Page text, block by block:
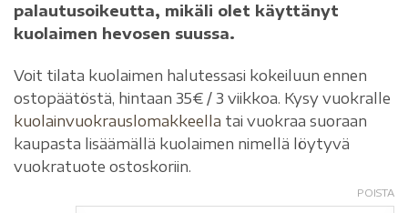
palautusoikeutta, mikäli olet käyttänyt
kuolaimen hevosen suussa.
Voit tilata kuolaimen halutessasi kokeiluun ennen
ostopäätöstä, hintaan 35€ / 3 viikkoa. Kysy vuokralle
kuolainvuokrauslomakkeella tai vuokraa suoraan
kaupasta lisäämällä kuolaimen nimellä löytyvä
vuokratuote ostoskoriin.
POISTA